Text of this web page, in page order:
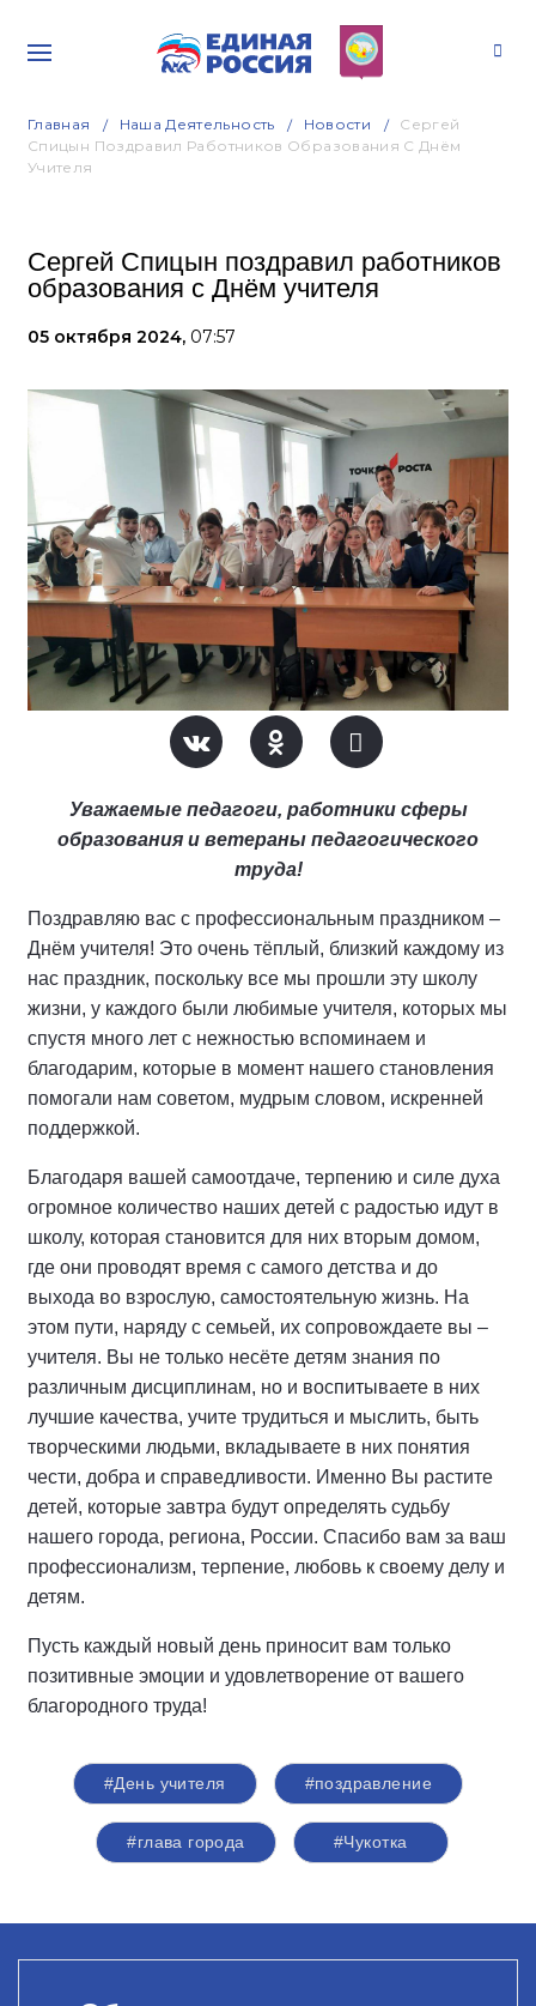
Главная Наша Деятельность Новости
Сергей
Спицын Поздравил Работников Образования С Днём
Учителя
Сергей Спицын поздравил работников
образования с Днём учителя
05 октября 2024, 07:57
Уважаемые педагоги, работники сферы
образования и ветераны педагогического
труда!
Поздравляю вас с профессиональным праздником –
Днём учителя! Это очень тёплый, близкий каждому из
нас праздник, поскольку все мы прошли эту школу
жизни, у каждого были любимые учителя, которых мы
спустя много лет с нежностью вспоминаем и
благодарим, которые в момент нашего становления
помогали нам советом, мудрым словом, искренней
поддержкой.
Благодаря вашей самоотдаче, терпению и силе духа
огромное количество наших детей с радостью идут в
школу, которая становится для них вторым домом,
где они проводят время с самого детства и до
выхода во взрослую, самостоятельную жизнь. На
этом пути, наряду с семьей, их сопровождаете вы –
учителя. Вы не только несёте детям знания по
различным дисциплинам, но и воспитываете в них
лучшие качества, учите трудиться и мыслить, быть
творческими людьми, вкладываете в них понятия
чести, добра и справедливости. Именно Вы растите
детей, которые завтра будут определять судьбу
нашего города, региона, России. Спасибо вам за ваш
профессионализм, терпение, любовь к своему делу и
детям.
Пусть каждый новый день приносит вам только
позитивные эмоции и удовлетворение от вашего
благородного труда!
#День учителя #поздравление
#глава города #Чукотка